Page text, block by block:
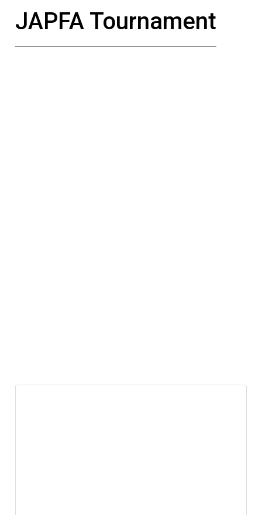
JAPFA Tournament